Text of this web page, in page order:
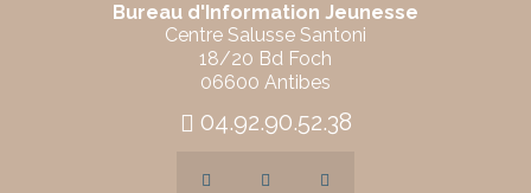
Bureau d'Information Jeunesse
Centre Salusse Santoni
18/20 Bd Foch
06600 Antibes
04.92.90.52.38